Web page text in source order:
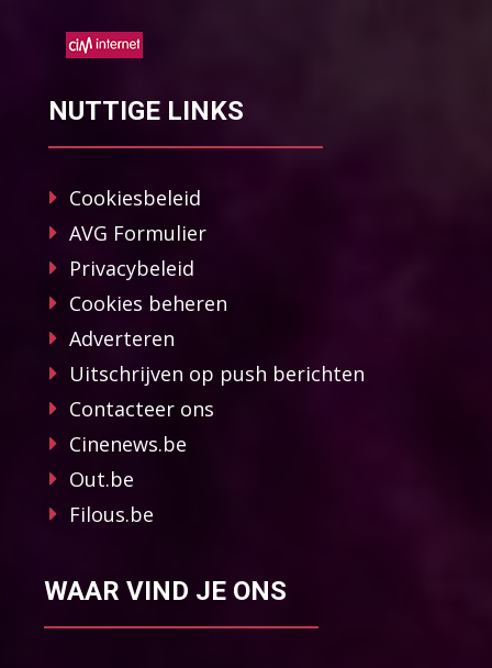
NUTTIGE LINKS
Cookiesbeleid
AVG Formulier
Privacybeleid
Cookies beheren
Adverteren
Uitschrijven op push berichten
Contacteer ons
Cinenews.be
Out.be
Filous.be
WAAR VIND JE ONS